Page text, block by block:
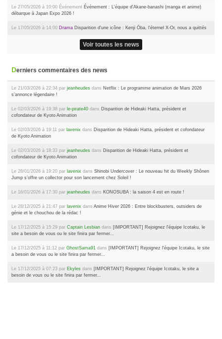
Le 27/05/2026 à 10:00 Événement Événement : L'équipe d'Akane-banashi (manga et anime)
débarque à Japan Expo 2026 !
Le 17/05/2026 à 14:00 Drama Disparition d'une icône : Kenji Ōba, l'éternel X-Or, nous a quittés
Voir toutes les news
Derniers commentaires des news
Le 21/03/2026 à 22:34 par jeanheudes dans Netflix : Le programme animation de Mars 2026
s’annonce légendaire !
Le 02/03/2026 à 19:38 par le-pirate40 dans Disparition de Hideaki Hatta, président et
cofondateur de Kyoto Animation
Le 02/03/2026 à 19:11 par lavenix dans Disparition de Hideaki Hatta, président et cofondateur
de Kyoto Animation
Le 02/03/2026 à 18:33 par jeanheudes dans Disparition de Hideaki Hatta, président et
cofondateur de Kyoto Animation
Le 28/01/2026 à 19:20 par lavenix dans Shinobi Undercover : Le nouveau hit du Weekly Shônen
Jump s’offre un collector pour son lancement chez Soleil !
Le 16/01/2026 à 17:30 par jeanheudes dans KONOSUBA : la saison 4 est en route !
Le 28/12/2025 à 21:47 par lavenix dans Anime Hiver 2026 : Entre blockbusters, outsiders de
génie et le chouchou de la rédac !
Le 17/12/2025 à 15:29 par Captain Lesbian dans [IMPORTANT] Rejoignez l'équipe Icotaku, le
site a besoin de vous ou le site finira par fermer...
Le 17/12/2025 à 11:12 par GhostSama91 dans [IMPORTANT] Rejoignez l'équipe Icotaku, le site
a besoin de vous ou le site finira par fermer...
Le 17/12/2025 à 07:23 par Ekyles dans [IMPORTANT] Rejoignez l'équipe Icotaku, le site a
besoin de vous ou le site finira par fermer...